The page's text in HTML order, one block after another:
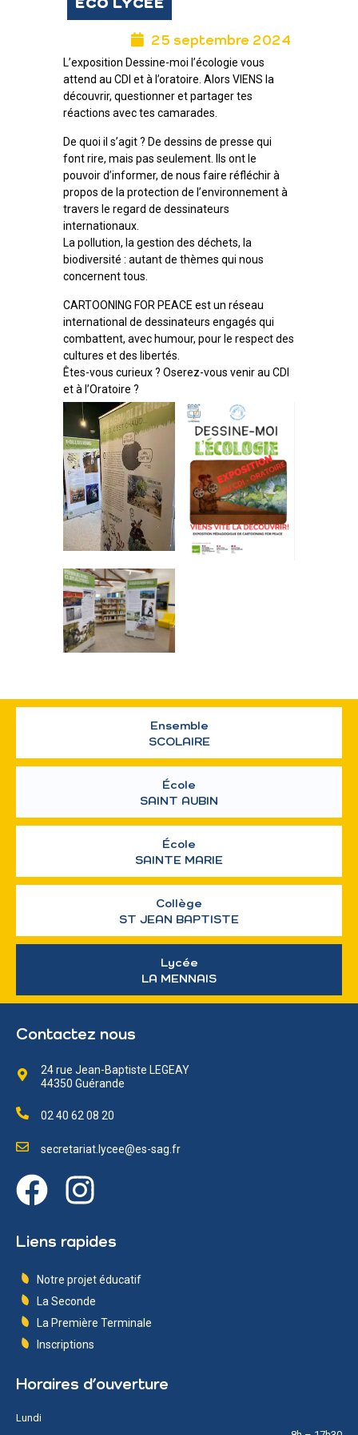
ECO LYCÉE
25 septembre 2024
L’exposition Dessine-moi l’écologie vous
attend au CDI et à l’oratoire. Alors VIENS la
découvrir, questionner et partager tes
réactions avec tes camarades.
De quoi il s’agit ? De dessins de presse qui
font rire, mais pas seulement. Ils ont le
pouvoir d’informer, de nous faire réfléchir à
propos de la protection de l’environnement à
travers le regard de dessinateurs
internationaux.
La pollution, la gestion des déchets, la
biodiversité : autant de thèmes qui nous
concernent tous.
CARTOONING FOR PEACE est un réseau
international de dessinateurs engagés qui
combattent, avec humour, pour le respect des
cultures et des libertés.
Êtes-vous curieux ? Oserez-vous venir au CDI
et à l’Oratoire ?
Ensemble
SCOLAIRE
École
SAINT AUBIN
École
SAINTE MARIE
Collège
ST JEAN BAPTISTE
Lycée
LA MENNAIS
Contactez nous
24 rue Jean-Baptiste LEGEAY
44350 Guérande
02 40 62 08 20
secretariat.lycee@es-sag.fr
Liens rapides
Notre projet éducatif
La Seconde
La Première Terminale
Inscriptions
Horaires d’ouverture
Lundi